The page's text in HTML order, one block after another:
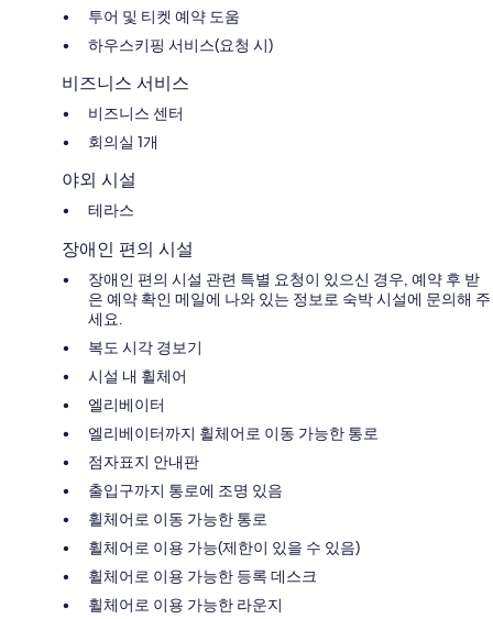
투어 및 티켓 예약 도움
하우스키핑 서비스(요청 시)
비즈니스 서비스
비즈니스 센터
회의실 1개
야외 시설
테라스
장애인 편의 시설
장애인 편의 시설 관련 특별 요청이 있으신 경우, 예약 후 받
은 예약 확인 메일에 나와 있는 정보로 숙박 시설에 문의해 주
세요.
복도 시각 경보기
시설 내 휠체어
엘리베이터
엘리베이터까지 휠체어로 이동 가능한 통로
점자표지 안내판
출입구까지 통로에 조명 있음
휠체어로 이동 가능한 통로
휠체어로 이용 가능(제한이 있을 수 있음)
휠체어로 이용 가능한 등록 데스크
휠체어로 이용 가능한 라운지